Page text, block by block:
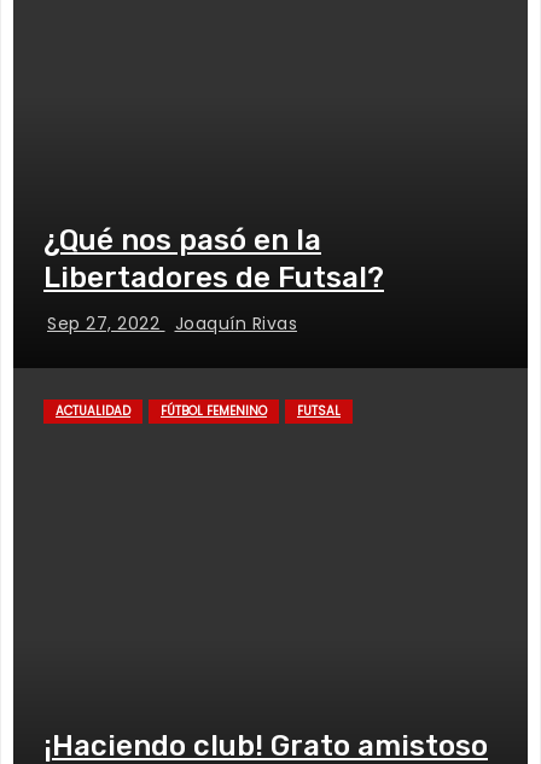
¿Qué nos pasó en la
Libertadores de Futsal?
Sep 27, 2022 Joaquín Rivas
ACTUALIDAD FÚTBOL FEMENINO FUTSAL
¡Haciendo club! Grato amistoso